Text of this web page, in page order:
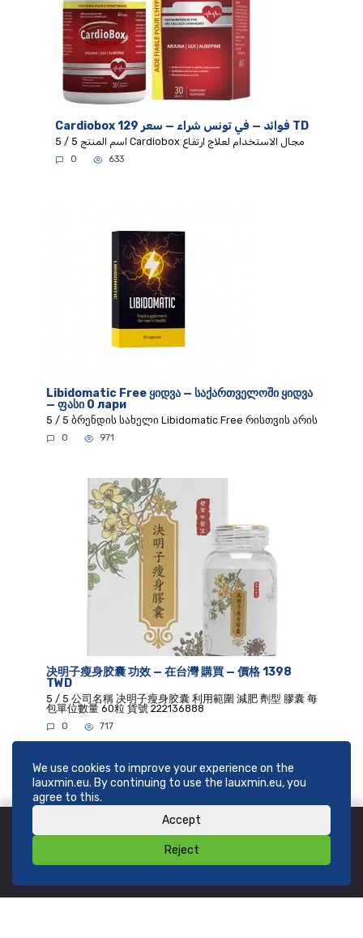
We use cookies to improve your experience on the
lauxmin.eu. By continuing to use the lauxmin.eu, you
agree to this.
Accept
Reject
Cardiobox فوائد — في تونس شراء — سعر 129 TD
5 / 5 اسم المنتج Cardiobox مجال الاستخدام لعلاج ارتفاع
0 633
Libidomatic Free ყიდვა — საქართველოში ყიდვა
— ფასი 0 лари
5 / 5 ბრენდის სახელი Libidomatic Free რისთვის არის
0 971
决明子瘦身胶囊 功效 — 在台灣 購買 — 價格 1398
TWD
5 / 5 公司名稱 决明子瘦身胶囊 利用範圍 減肥 劑型 膠囊 每
包單位數量 60粒 貨號 222136888
0 717